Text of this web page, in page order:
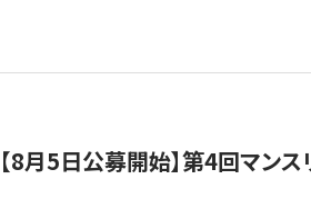
【8月5日公募開始】第4回マン